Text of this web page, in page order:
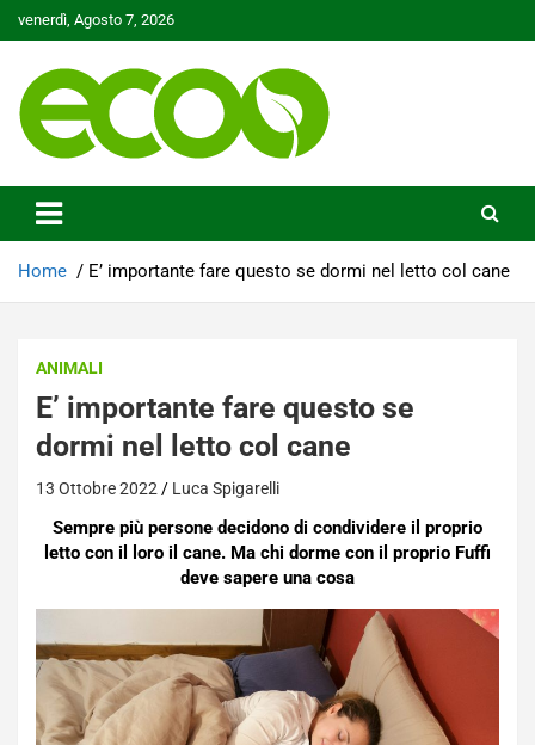
to
venerdì, Agosto 7, 2026
Ecoo.it
Home E’ importante fare questo se dormi nel letto col cane
ANIMALI
E’ importante fare questo se
dormi nel letto col cane
13 Ottobre 2022 Luca Spigarelli
Sempre più persone decidono di condividere il proprio
letto con il loro il cane. Ma chi dorme con il proprio Fuffi
deve sapere una cosa